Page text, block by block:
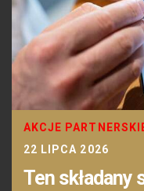
AKCJE
22 LIPCA 2026
Ten